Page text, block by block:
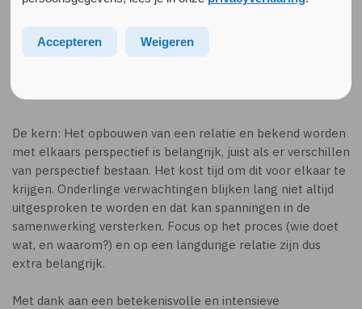
Ons onderzoek is gepubliceerd in BMC psychiatry.
De kern: Het opbouwen van een relatie en bekend worden
met elkaars perspectief is belangrijk, juist als er verschillen
van perspectief bestaan. Het kost tijd om dit voor elkaar te
krijgen. Onderlinge verwachtingen blijken lang niet altijd
uitgesproken te worden en dat kan spanningen in de
samenwerking versterken. Focus op het proces (wie doet
wat, en waarom?) en op een langdurige relatie zijn dus
extra belangrijk.
Met dank aan een betekenisvolle en intensieve
Accepteren Weigeren